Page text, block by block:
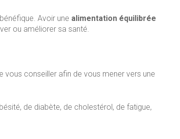
Avoir une alimentation équilibrée
ou améliorer sa santé.
vous conseiller afin de vous mener vers une
de diabète, de cholestérol, de fatigue,